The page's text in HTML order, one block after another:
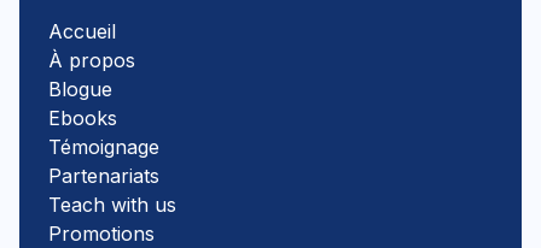
Accueil
À propos
Blogue
Ebooks
Témoignage
Partenariats
Teach with us
Promotions